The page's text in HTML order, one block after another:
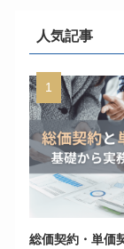
人気記事
総価契約・単価